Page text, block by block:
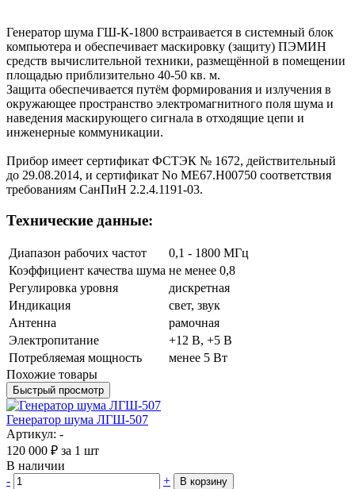
Генератор шума ГШ-К-1800 встраивается в системный блок
компьютера и обеспечивает маскировку (защиту) ПЭМИН
средств вычислительной техники, размещённой в помещении
площадью приблизительно 40-50 кв. м.
Защита обеспечивается путём формирования и излучения в
окружающее пространство электромагнитного поля шума и
наведения маскирующего сигнала в отходящие цепи и
инженерные коммуникации.
Прибор имеет сертификат ФСТЭК № 1672, действительный
до 29.08.2014, и сертификат No МЕ67.Н00750 соответствия
требованиям СанПиН 2.2.4.1191-03.
Технические данные:
Диапазон рабочих частот
0,1 - 1800 МГц
Коэффициент качества шума не менее 0,8
Регулировка уровня
дискретная
Индикация
свет, звук
Антенна
рамочная
Электропитание
+12 В, +5 В
Потребляемая мощность
менее 5 Вт
Похожие товары
Быстрый просмотр
Генератор шума ЛГШ-507
Артикул: -
120 000 ₽ за 1 шт
В наличии
-
+
В корзину